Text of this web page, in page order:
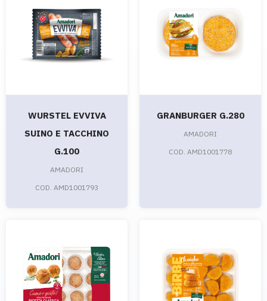
WURSTEL EVVIVA
SUINO E TACCHINO
G.100
AMADORI
COD. AMD1001793
GRANBURGER G.280
AMADORI
COD. AMD1001778